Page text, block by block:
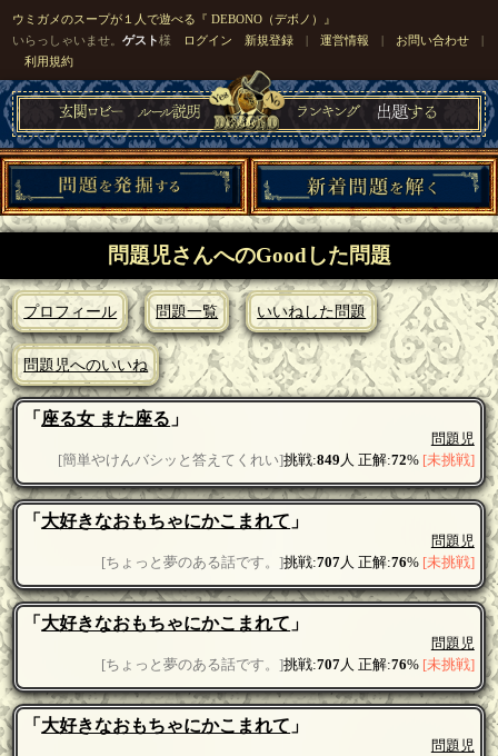
ウミガメのスープが１人で遊べる『 DEBONO（デボノ）』
いらっしゃいませ。ゲスト様 ログイン 新規登録 |運営情報 | お問い合わせ |
利用規約
問題児さんへのGoodした問題
プロフィール 問題一覧 いいねした問題
問題児へのいいね
「 座る女 また座る 」
問題児
挑戦:849 人 正解:72% [未挑戦]
[簡単やけんバシッと答えてくれい]
「 大好きなおもちゃにかこまれて 」
問題児
挑戦:707人 正解:76% [未挑戦]
[ちょっと夢のある話です。]
「 大好きなおもちゃにかこまれて 」
問題児
挑戦:707人 正解:76% [未挑戦]
[ちょっと夢のある話です。]
「 大好きなおもちゃにかこまれて 」
問題児